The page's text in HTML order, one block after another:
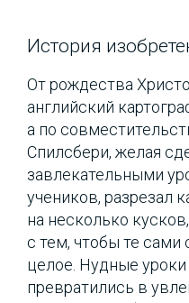
История
От рождества
английский
а по
Спилсбери, желая
завлекательными
учеников, разрезал
на несколько
с тем, чтобы те сами
целое. Нудные уроки
превратились в